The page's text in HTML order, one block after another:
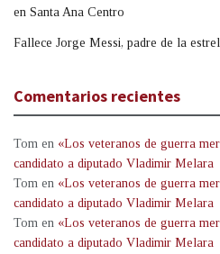
en Santa Ana Centro
Fallece Jorge Messi, padre de la
Comentarios recientes
Tom en «Los veteranos de guerra
candidato a diputado Vladimir Melara
Tom en «Los veteranos de guerra
candidato a diputado Vladimir Melara
Tom en «Los veteranos de guerra
candidato a diputado Vladimir Melara